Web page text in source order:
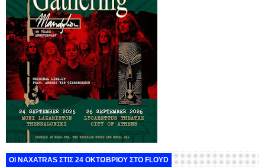
ΟΙ NAXATRAS ΣΤΙΣ 24 ΟΚΤΩΒΡΙΟΥ ΣΤΟ FLOYD